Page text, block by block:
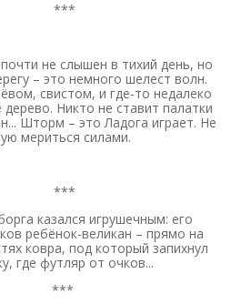
***
не слышен в тихий день, но
– это немного шелест волн.
свистом, и где-то недалеко
Никто не ставит палатки
Шторм – это Ладога играет. Не
мериться силами.
***
казался игрушечным: его
ребёнок-великан – прямо на
ковра, под который запихнул
где футляр от очков...
***